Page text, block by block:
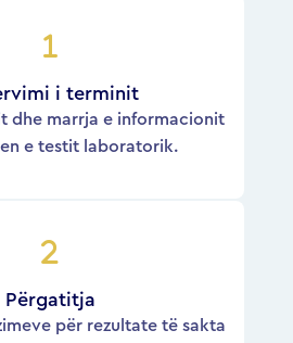
i terminit
dhe marrja e informacionit
e testit laboratorik.
Përgatitja
për rezultate të sakta